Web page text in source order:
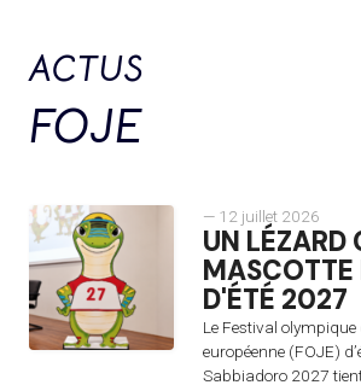
ACTUS
FOJE
— 12 juillet 2026
UN LÉZARD
MASCOTTE
D'ÉTÉ 2027
Le Festival olympique
européenne (FOJE)
Sabbiadoro 2027